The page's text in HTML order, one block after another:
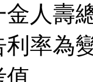
金人壽
利率為
。